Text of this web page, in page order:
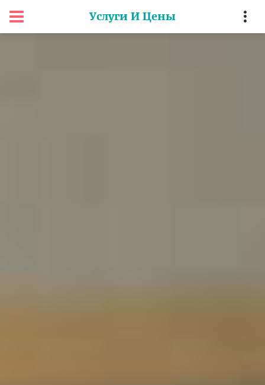
Услуги И Цены